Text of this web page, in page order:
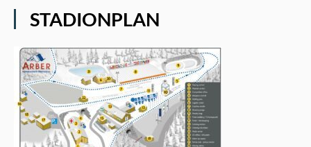
STADIONPLAN